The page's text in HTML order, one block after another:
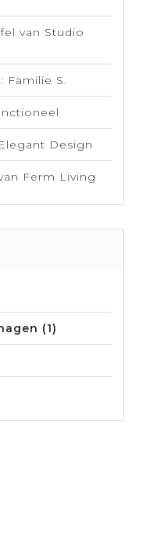
van Studio
Familie S.
Design
Ferm Living
(1)